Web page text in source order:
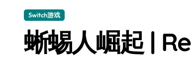
阿瑞亚之旅 Worlds of Aria
阿喀琉斯：传说未竟之谜
Switch游戏
蜥蜴人崛起 |